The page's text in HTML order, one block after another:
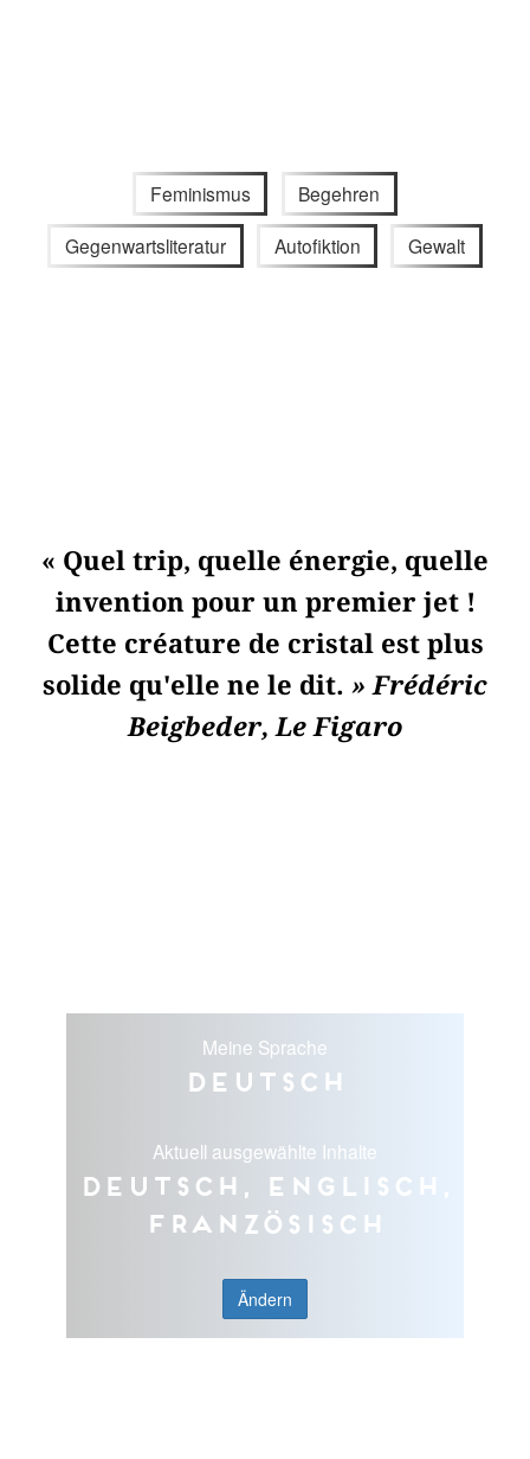
Feminismus Begehren
Gegenwartsliteratur Autofiktion Gewalt
« Quel trip, quelle énergie, quelle
invention pour un premier jet !
Cette créature de cristal est plus
solide qu'elle ne le dit. » Frédéric
Beigbeder, Le Figaro
Meine Sprache
Deutsch
Aktuell ausgewählte Inhalte
Deutsch, Englisch,
Französisch
Ändern